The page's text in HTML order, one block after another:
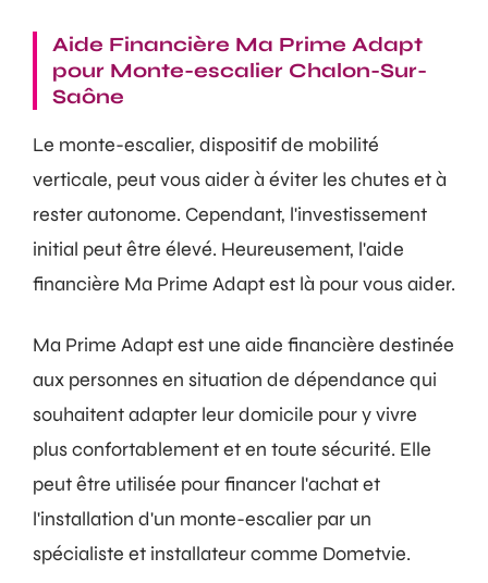
Aide Financière Ma Prime Adapt
pour Monte-escalier Chalon-Sur-
Saône
Le monte-escalier, dispositif de mobilité
verticale, peut vous aider à éviter les chutes et à
rester autonome. Cependant, l'investissement
initial peut être élevé. Heureusement, l'aide
financière Ma Prime Adapt est là pour vous aider.
Ma Prime Adapt est une aide financière destinée
aux personnes en situation de dépendance qui
souhaitent adapter leur domicile pour y vivre
plus confortablement et en toute sécurité. Elle
peut être utilisée pour financer l'achat et
l'installation d'un monte-escalier par un
spécialiste et installateur comme Dometvie.